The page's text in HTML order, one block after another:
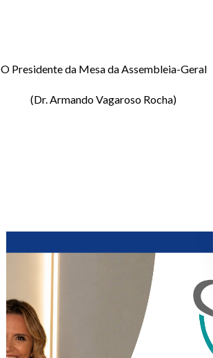
O Presidente da Mesa da Assembleia-Geral
(Dr. Armando Vagaroso Rocha)